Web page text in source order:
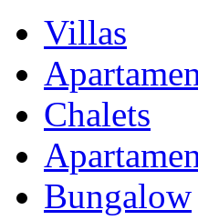
Villas
Chalets
Bungalow